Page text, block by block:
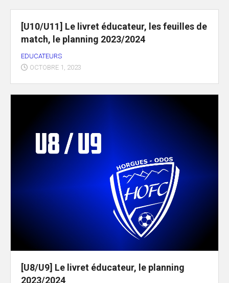
[U10/U11] Le livret éducateur, les feuilles de
match, le planning 2023/2024
EDUCATEURS
OCTOBRE 1, 2023
[U8/U9] Le livret éducateur, le planning
2023/2024